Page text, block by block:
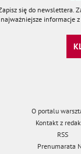
się do newslettera.
najważniejsze informacje
O portalu
Kontakt z
RSS
Prenumarata